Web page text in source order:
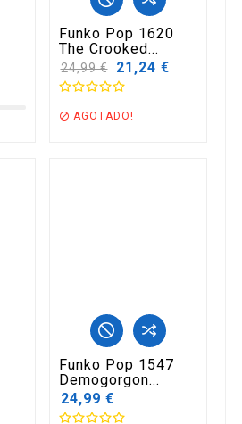
Funko Pop 1620
The Crooked...
Precio
base
24,99 € 21,24 €
 AGOTADO!
Funko Pop 1547
Demogorgon...
24,99 €